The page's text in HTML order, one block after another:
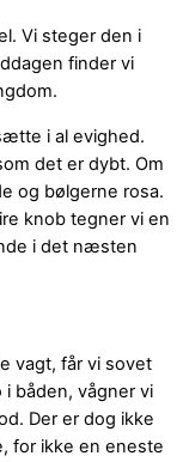
Vi steger den i
finder vi
i al evighed.
det er dybt. Om
og bølgerne rosa.
knob tegner vi en
i det næsten
vagt, får vi sovet
båden, vågner vi
Der er dog ikke
for ikke en eneste